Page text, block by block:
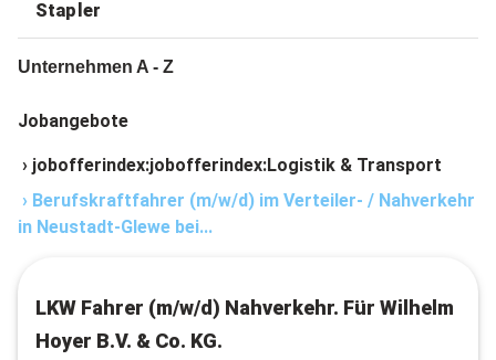
Stapler
Unternehmen A - Z
Jobangebote
› jobofferindex:jobofferindex:Logistik & Transport
› Berufskraftfahrer (m/w/d) im Verteiler- / Nahverkehr
in Neustadt-Glewe bei...
LKW Fahrer (m/w/d) Nahverkehr. Für Wilhelm
Hoyer B.V. & Co. KG.